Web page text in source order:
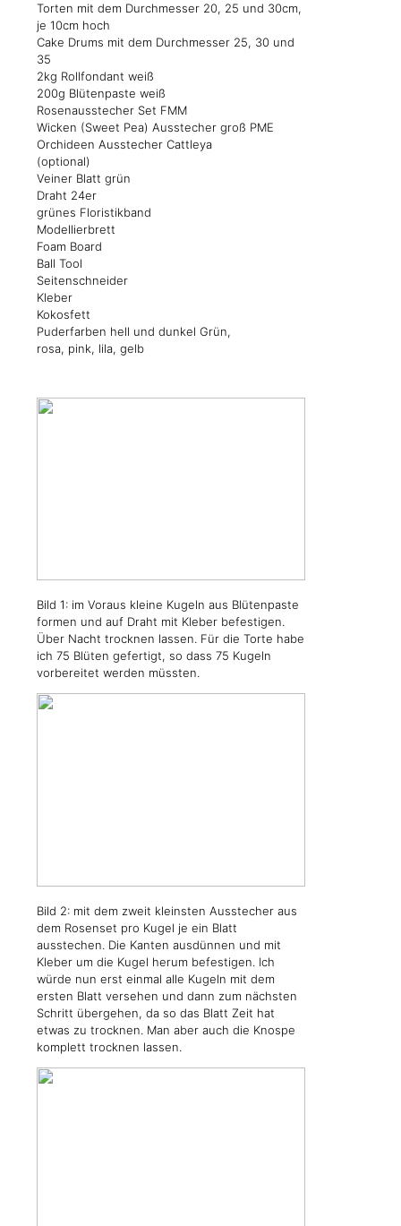
Torten mit dem Durchmesser 20, 25 und 30cm,
je 10cm hoch
Cake Drums mit dem Durchmesser 25, 30 und
35
2kg Rollfondant weiß
200g Blütenpaste weiß
Rosenausstecher Set FMM
Wicken (Sweet Pea) Ausstecher groß PME
Orchideen Ausstecher Cattleya
(optional)
Veiner Blatt grün
Draht 24er
grünes Floristikband
Modellierbrett
Foam Board
Ball Tool
Seitenschneider
Kleber
Kokosfett
Puderfarben hell und dunkel Grün,
rosa, pink, lila, gelb
Bild 1: im Voraus kleine Kugeln aus Blütenpaste
formen und auf Draht mit Kleber befestigen.
Über Nacht trocknen lassen. Für die Torte habe
ich 75 Blüten gefertigt, so dass 75 Kugeln
vorbereitet werden müssten.
Bild 2: mit dem zweit kleinsten Ausstecher aus
dem Rosenset pro Kugel je ein Blatt
ausstechen. Die Kanten ausdünnen und mit
Kleber um die Kugel herum befestigen. Ich
würde nun erst einmal alle Kugeln mit dem
ersten Blatt versehen und dann zum nächsten
Schritt übergehen, da so das Blatt Zeit hat
etwas zu trocknen. Man aber auch die Knospe
komplett trocknen lassen.